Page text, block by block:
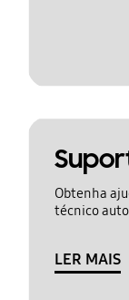
Obtenha
técnico
LER MAIS